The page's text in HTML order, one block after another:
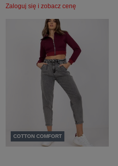
Zaloguj się i zobacz cenę
COTTON COMFORT